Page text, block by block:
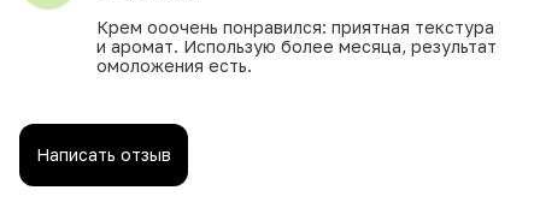
Крем ооочень понравился: приятная текстура
и аромат. Использую более месяца, результат
омоложения есть.
Написать отзыв